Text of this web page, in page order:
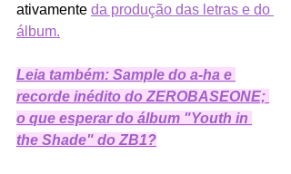
ativamente da produção das letras e do
álbum.
Leia também: Sample do a-ha e
recorde inédito do ZEROBASEONE;
o que esperar do álbum "Youth in
the Shade" do ZB1?